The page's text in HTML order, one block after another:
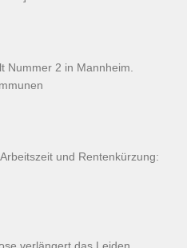
Nummer 2 in Mannheim.
und Rentenkürzung: